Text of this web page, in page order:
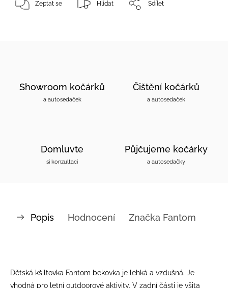
Zeptat se Hlídat Sdílet
Showroom kočárků
a autosedaček
Čištění kočárků
a autosedaček
Domluvte
si konzultaci
Půjčujeme kočárky
a autosedačky
Popis Hodnocení Značka Fantom
Dětská kšiltovka Fantom bekovka je lehká a vzdušná. Je
vhodná pro letní outdoorové aktivity. V zadní části je všita